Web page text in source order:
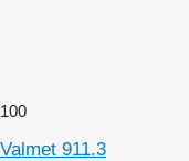
100
Valmet 911.3